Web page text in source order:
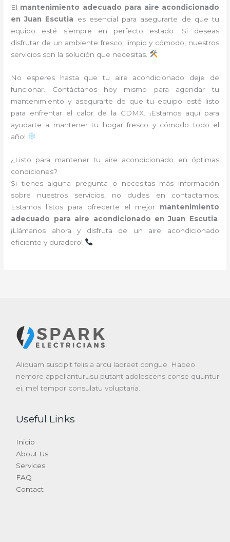
El mantenimiento adecuado para aire acondicionado
en Juan Escutia es esencial para asegurarte de que tu
equipo esté siempre en perfecto estado. Si deseas
disfrutar de un ambiente fresco, limpio y cómodo, nuestros
servicios son la solución que necesitas.
No esperes hasta que tu aire acondicionado deje de
funcionar. Contáctanos hoy mismo para agendar tu
mantenimiento y asegurarte de que tu equipo esté listo
para enfrentar el calor de la CDMX. ¡Estamos aquí para
ayudarte a mantener tu hogar fresco y cómodo todo el
año!
¿Listo para mantener tu aire acondicionado en óptimas
condiciones?
Si tienes alguna pregunta o necesitas más información
sobre nuestros servicios, no dudes en contactarnos.
Estamos listos para ofrecerte el mejor mantenimiento
adecuado para aire acondicionado en Juan Escutia
¡Llámanos ahora y disfruta de un aire acondicionado
eficiente y duradero!
Aliquam suscipit felis a arcu laoreet congue. Habeo
nemore appellanturusu putant adolescens conse quuntur
ei, mel tempor consulatu voluptaria.
Useful Links
Inicio
About Us
Services
FAQ
Contact